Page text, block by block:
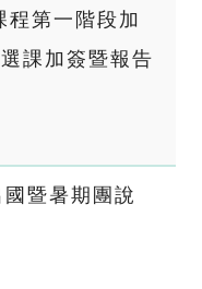
程第一階段加
課加簽暨報告
暨暑期團說